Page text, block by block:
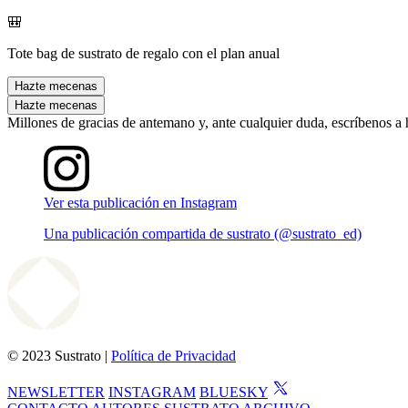
🎒
Tote bag de sustrato de regalo con el plan anual
Hazte mecenas
Hazte mecenas
Millones de gracias de antemano y, ante cualquier duda, escríbenos a
Ver esta publicación en Instagram
Una publicación compartida de sustrato (@sustrato_ed)
© 2023 Sustrato | Política de Privacidad
NEWSLETTER INSTAGRAM BLUESKY